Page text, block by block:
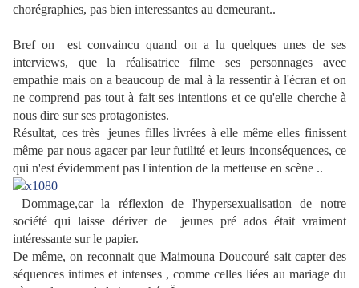
chorégraphies, pas bien interessantes au demeurant..
Bref on est convaincu quand on a lu quelques unes de ses
interviews, que la réalisatrice filme ses personnages avec
empathie mais on a beaucoup de mal à la ressentir à l'écran et on
ne comprend pas tout à fait ses intentions et ce qu'elle cherche à
nous dire sur ses protagonistes.
Résultat, ces très jeunes filles livrées à elle même elles finissent
même par nous agacer par leur futilité et leurs inconséquences, ce
qui n'est évidemment pas l'intention de la metteuse en scène ..
Dommage,car la réflexion de l'hypersexualisation de notre
société qui laisse dériver de jeunes pré ados était vraiment
intéressante sur le papier.
De même, on reconnait que Maimouna Doucouré sait capter des
séquences intimes et intenses , comme celles liées au mariage du